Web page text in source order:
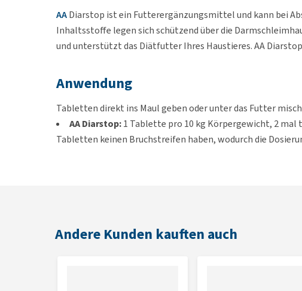
AADiarstop ist ein Futterergänzungsmittel und kann bei
Inhaltsstoffe legen sich schützend über die
und unterstützt das Diätfutter Ihres Haustieres. AA
Anwendung
Tabletten direkt ins Maul geben oder unter das Futter
AA Diarstop:1 Tablette pro 10 kg Körpergewicht, 2 mal
Tabletten keinen Bruchstreifen haben, wodurch die
Bei Raumtemperatur (15 - 25 C) dunkel und trocken lagern.
Andere Kunden kauften auch